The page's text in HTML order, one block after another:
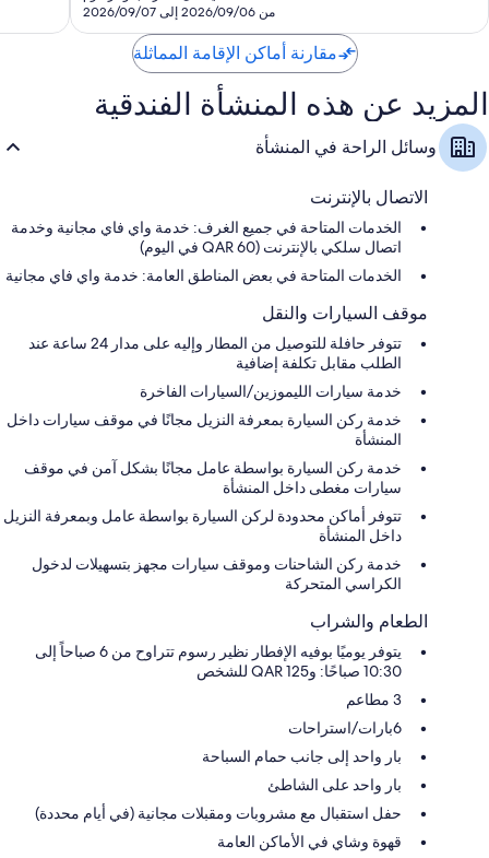
ملاءات إيطالية من طراز فريتي، وألحفة محشوة بالريش، وأسرَّة قابلة
للطي/إضافية (نظير تكلفة إضافية)
دُش غزير، وحوض استحمام عميق، ومراحيض شطف
تلفزيونات إل إي دي 32-بوصة مزودة بقنوات بريميوم
دواليب/خزائن ملابس، وخدمات رعاية الأطفال، وغلايات كهربائية
SAR
621
من 2026/09/06 إلى 2026/09/07
مقارنة أماكن الإقامة المماثلة
المزيد عن هذه المنشأة الفندقية
وسائل الراحة في المنشأة
الاتصال بالإنترنت
الخدمات المتاحة في جميع الغرف: خدمة واي فاي مجانية وخدمة
اتصال سلكي بالإنترنت (QAR 60 في اليوم)
الخدمات المتاحة في بعض المناطق العامة: خدمة واي فاي مجانية
موقف السيارات والنقل
تتوفر حافلة للتوصيل من المطار وإليه على مدار 24 ساعة عند
الطلب مقابل تكلفة إضافية
خدمة سيارات الليموزين/السيارات الفاخرة
خدمة ركن السيارة بمعرفة النزيل مجانًا في موقف سيارات داخل
المنشأة
خدمة ركن السيارة بواسطة عامل مجانًا بشكل آمن في موقف
سيارات مغطى داخل المنشأة
تتوفر أماكن محدودة لركن السيارة بواسطة عامل وبمعرفة النزيل
داخل المنشأة
خدمة ركن الشاحنات وموقف سيارات مجهز بتسهيلات لدخول
الكراسي المتحركة
الطعام والشراب
يتوفر يوميًا بوفيه الإفطار نظير رسوم تتراوح من 6 صباحاً إلى
10:30 صباحًا: و125 QAR للشخص
3 مطاعم
6بارات/استراحات
بار واحد إلى جانب حمام السباحة
بار واحد على الشاطئ
حفل استقبال مع مشروبات ومقبلات مجانية (في أيام محددة)
قهوة وشاي في الأماكن العامة